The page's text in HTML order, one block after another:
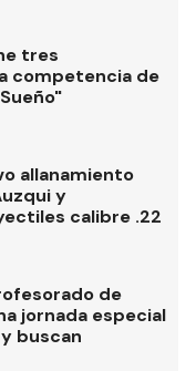
tres
competencia de
allanamiento
y
calibre .22
de
jornada especial
buscan